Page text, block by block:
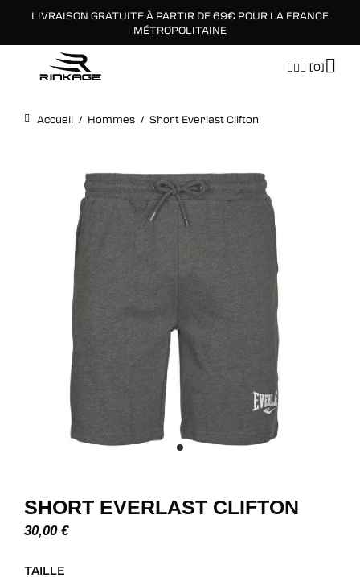
LIVRAISON GRATUITE À PARTIR DE 69€ POUR LA FRANCE
MÉTROPOLITAINE
[0]
Accueil / Hommes / Short Everlast Clifton
SHORT EVERLAST CLIFTON
30,00 €
TAILLE